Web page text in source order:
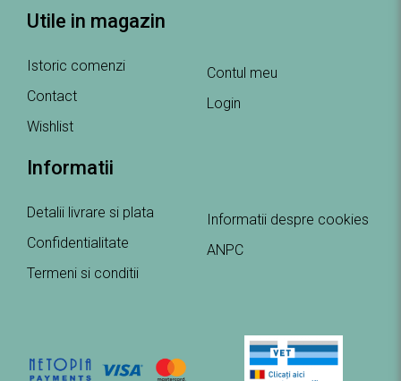
Utile in magazin
Istoric comenzi
Contact
Wishlist
Contul meu
Login
Informatii
Detalii livrare si plata
Confidentialitate
Termeni si conditii
Informatii despre cookies
ANPC